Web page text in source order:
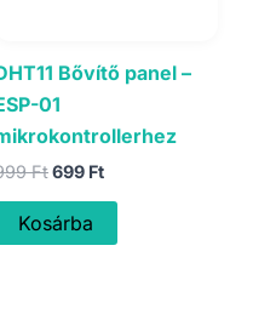
Bővítő panel –
01
FtOriginal
was:
999 Ft.
699 FtCurrent
Kosárba